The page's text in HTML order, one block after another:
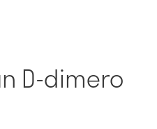
D-dimero